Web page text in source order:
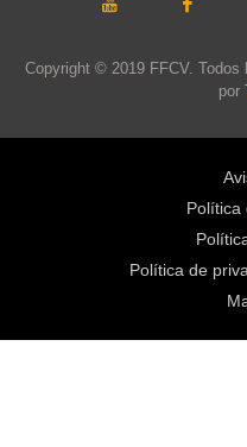
Copyright © 2019 FFCV. Todos
por
Política
Política de